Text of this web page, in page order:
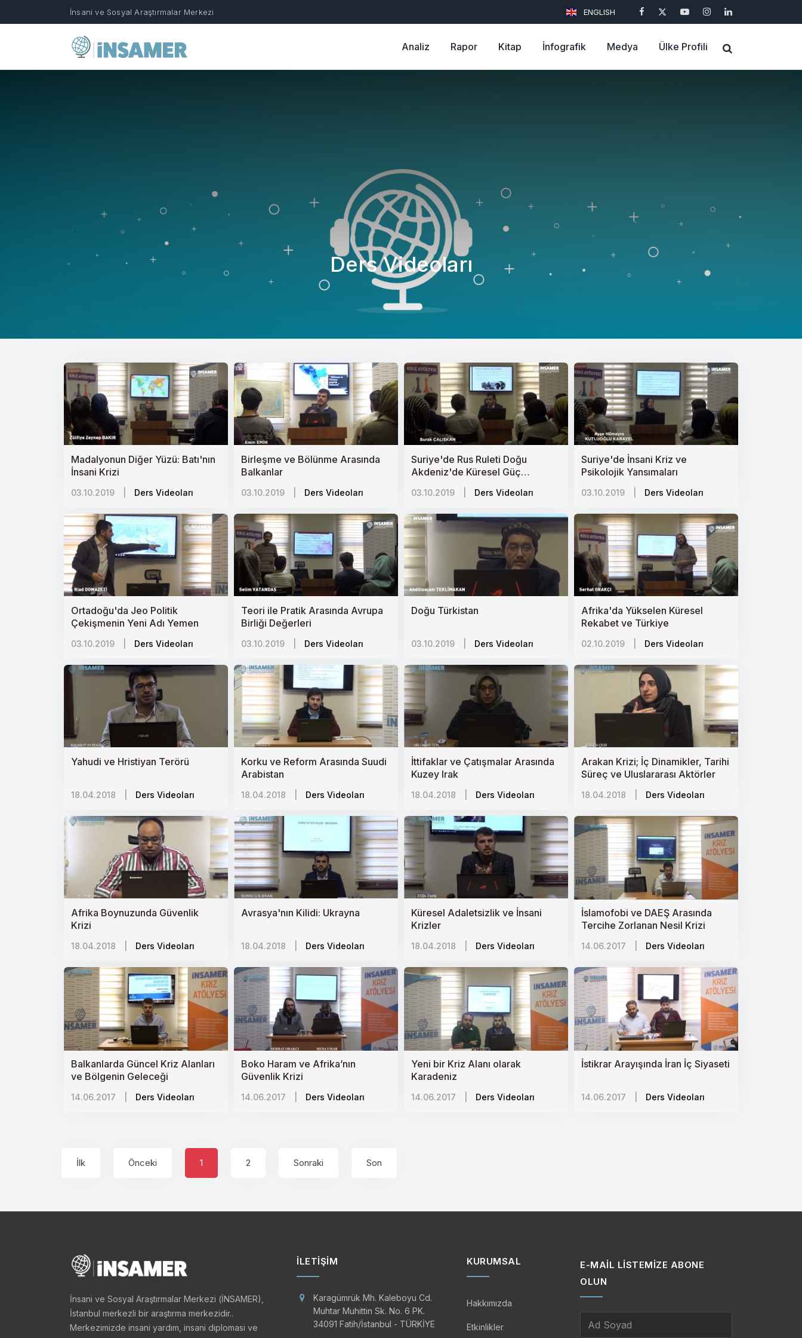
İnsani ve Sosyal Araştırmalar Merkezi ENGLISH
Analiz Rapor Kitap İnfografik Medya Ülke Profili
Ders Videoları
Madalyonun Diğer Yüzü: Batı'nın
İnsani Krizi
03.10.2019 Ders Videoları
Birleşme ve Bölünme Arasında
Balkanlar
03.10.2019 Ders Videoları
Suriye'de Rus Ruleti Doğu
Akdeniz'de Küresel Güç
03.10.2019 Ders Videoları
Suriye'de İnsani Kriz ve
Psikolojik Yansımaları
03.10.2019 Ders Videoları
Ortadoğu'da Jeo Politik
Çekişmenin Yeni Adı Yemen
03.10.2019 Ders Videoları
Teori ile Pratik Arasında Avrupa
Birliği Değerleri
03.10.2019 Ders Videoları
Doğu Türkistan
03.10.2019 Ders Videoları
Afrika'da Yükselen Küresel
Rekabet ve Türkiye
02.10.2019 Ders Videoları
Yahudi ve Hristiyan Terörü
18.04.2018 Ders Videoları
Korku ve Reform Arasında Suudi
Arabistan
18.04.2018 Ders Videoları
İttifaklar ve Çatışmalar Arasında
Kuzey Irak
18.04.2018 Ders Videoları
Arakan Krizi; İç Dinamikler, Tarihi
Süreç ve Uluslararası Aktörler
18.04.2018 Ders Videoları
Afrika Boynuzunda Güvenlik
Krizi
18.04.2018 Ders Videoları
Avrasya'nın Kilidi: Ukrayna
18.04.2018 Ders Videoları
Küresel Adaletsizlik ve İnsani
Krizler
18.04.2018 Ders Videoları
İslamofobi ve DAEŞ Arasında
Tercihe Zorlanan Nesil Krizi
14.06.2017 Ders Videoları
Balkanlarda Güncel Kriz Alanları
ve Bölgenin Geleceği
14.06.2017 Ders Videoları
Boko Haram ve Afrika’nın
Güvenlik Krizi
14.06.2017 Ders Videoları
Yeni bir Kriz Alanı olarak
Karadeniz
14.06.2017 Ders Videoları
İstikrar Arayışında İran İç Siyaseti
14.06.2017 Ders Videoları
İlk Önceki 1 2 Sonraki Son
İnsani ve Sosyal Araştırmalar Merkezi (İNSAMER),
İstanbul merkezli bir araştırma merkezidir..
Merkezimizde insani yardım, insani diplomasi ve
İLETIŞIM
Karagümrük Mh. Kaleboyu Cd.
Muhtar Muhittin Sk. No. 6 PK.
34091 Fatih/İstanbul - TÜRKİYE
KURUMSAL
Hakkımızda
Etkinlikler
E-MAIL LISTEMIZE ABONE
OLUN